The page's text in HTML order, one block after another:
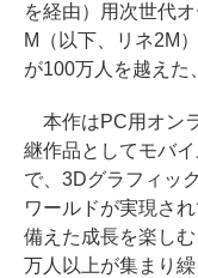
を経由）用次世代
M（以下、リネ2M
が100万人を越えた
本作はPC用オン
継作品としてモバ
で、3Dグラフィッ
ワールドが実現さ
備えた成長を楽し
万人以上が集まり